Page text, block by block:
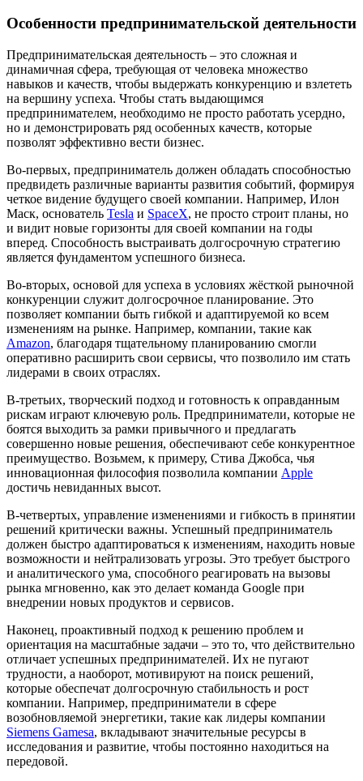
Особенности предпринимательской деятельности
Предпринимательская деятельность – это сложная и
динамичная сфера, требующая от человека множество
навыков и качеств, чтобы выдержать конкуренцию и взлететь
на вершину успеха. Чтобы стать выдающимся
предпринимателем, необходимо не просто работать усердно,
но и демонстрировать ряд особенных качеств, которые
позволят эффективно вести бизнес.
Во-первых, предприниматель должен обладать способностью
предвидеть различные варианты развития событий, формируя
четкое видение будущего своей компании. Например, Илон
Маск, основатель Tesla и SpaceX, не просто строит планы, но
и видит новые горизонты для своей компании на годы
вперед. Способность выстраивать долгосрочную стратегию
является фундаментом успешного бизнеса.
Во-вторых, основой для успеха в условиях жёсткой рыночной
конкуренции служит долгосрочное планирование. Это
позволяет компании быть гибкой и адаптируемой ко всем
изменениям на рынке. Например, компании, такие как
Amazon, благодаря тщательному планированию смогли
оперативно расширить свои сервисы, что позволило им стать
лидерами в своих отраслях.
В-третьих, творческий подход и готовность к оправданным
рискам играют ключевую роль. Предприниматели, которые не
боятся выходить за рамки привычного и предлагать
совершенно новые решения, обеспечивают себе конкурентное
преимущество. Возьмем, к примеру, Стива Джобса, чья
инновационная философия позволила компании Apple
достичь невиданных высот.
В-четвертых, управление изменениями и гибкость в принятии
решений критически важны. Успешный предприниматель
должен быстро адаптироваться к изменениям, находить новые
возможности и нейтрализовать угрозы. Это требует быстрого
и аналитического ума, способного реагировать на вызовы
рынка мгновенно, как это делает команда Google при
внедрении новых продуктов и сервисов.
Наконец, проактивный подход к решению проблем и
ориентация на масштабные задачи – это то, что действительно
отличает успешных предпринимателей. Их не пугают
трудности, а наоборот, мотивируют на поиск решений,
которые обеспечат долгосрочную стабильность и рост
компании. Например, предприниматели в сфере
возобновляемой энергетики, такие как лидеры компании
Siemens Gamesa, вкладывают значительные ресурсы в
исследования и развитие, чтобы постоянно находиться на
передовой.